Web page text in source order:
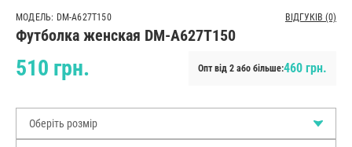
МОДЕЛЬ: DM-A627T150 ВІДГУКІВ (0)
Футболка женская DM-A627T150
510 грн. Опт від 2 або більше:460 грн.
Оберіть розмір